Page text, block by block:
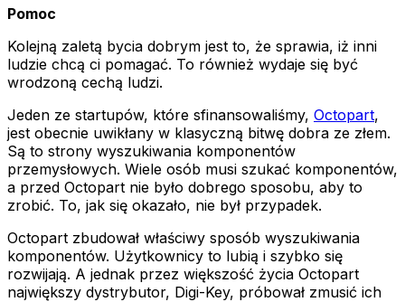
Pomoc
Kolejną zaletą bycia dobrym jest to, że sprawia, iż inni
ludzie chcą ci pomagać. To również wydaje się być
wrodzoną cechą ludzi.
Jeden ze startupów, które sfinansowaliśmy, Octopart,
jest obecnie uwikłany w klasyczną bitwę dobra ze złem.
Są to strony wyszukiwania komponentów
przemysłowych. Wiele osób musi szukać komponentów,
a przed Octopart nie było dobrego sposobu, aby to
zrobić. To, jak się okazało, nie był przypadek.
Octopart zbudował właściwy sposób wyszukiwania
komponentów. Użytkownicy to lubią i szybko się
rozwijają. A jednak przez większość życia Octopart
największy dystrybutor, Digi-Key, próbował zmusić ich